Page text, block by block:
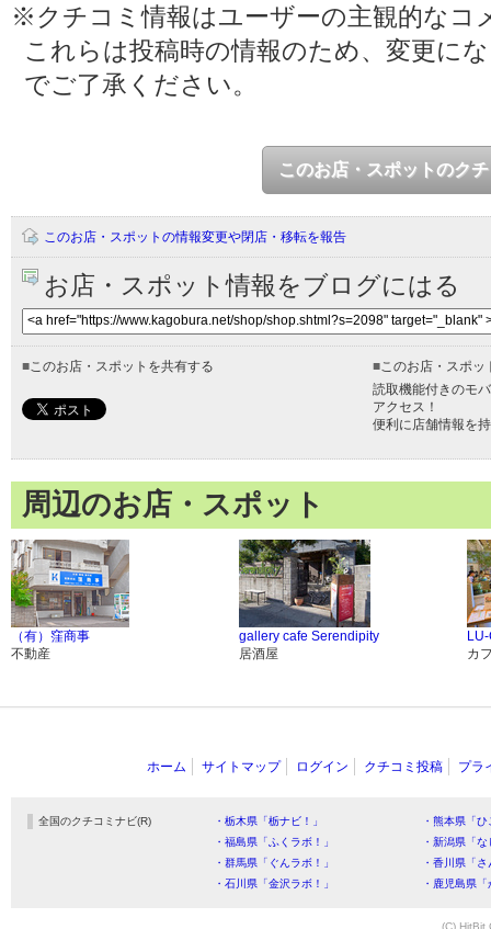
※クチコミ情報はユーザーの主観的なコ
これらは投稿時の情報のため、変更に
でご了承ください。
このお店・スポットのク
このお店・スポットの情報変更や閉店・移転を報告
お店・スポット情報をブログにはる
■ このお店・スポットを共有する ■ このお店・スポ
読取機能付きのモ
アクセス！
便利に店舗情報を
周辺のお店・スポット
（有）窪商事
不動産
gallery cafe Serendipity
居酒屋
カ
ホーム サイトマップ ログイン クチコミ投稿 プラ
全国のクチコミナビ(R) ・栃木県「栃ナビ！」
・熊本県「
・福島県「ふくラボ！」
・新潟県「
・群馬県「ぐんラボ！」
・香川県「
・石川県「金沢ラボ！」
・鹿児島県
(C) HitBit